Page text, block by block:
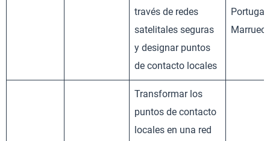
través de redes
satelitales seguras
y designar puntos
de contacto locales
Portugal
Transformar los
puntos de contacto
locales en una red